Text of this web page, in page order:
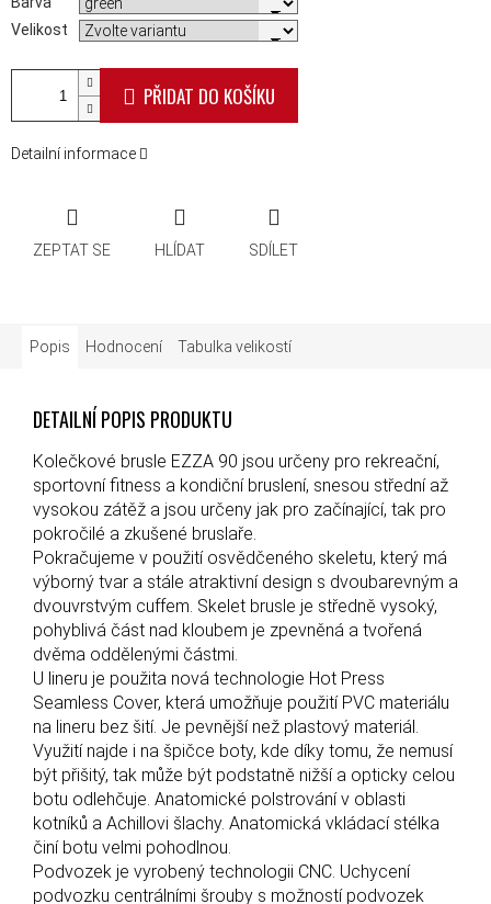
Velikost
PŘIDAT DO KOŠÍKU
Detailní informace
ZEPTAT SE HLÍDAT SDÍLET
Popis Hodnocení Tabulka velikostí
DETAILNÍ POPIS PRODUKTU
Kolečkové brusle EZZA 90 jsou určeny pro rekreační,
sportovní fitness a kondiční bruslení, snesou střední až
vysokou zátěž a jsou určeny jak pro začínající, tak pro
pokročilé a zkušené bruslaře.
Pokračujeme v použití osvědčeného skeletu, který má
výborný tvar a stále atraktivní design s dvoubarevným a
dvouvrstvým cuffem. Skelet brusle je středně vysoký,
pohyblivá část nad kloubem je zpevněná a tvořená
dvěma oddělenými částmi.
U lineru je použita nová technologie Hot Press
Seamless Cover, která umožňuje použití PVC materiálu
na lineru bez šití. Je pevnější než plastový materiál.
Využití najde i na špičce boty, kde díky tomu, že nemusí
být přišitý, tak může být podstatně nižší a opticky celou
botu odlehčuje. Anatomické polstrování v oblasti
kotníků a Achillovi šlachy. Anatomická vkládací stélka
činí botu velmi pohodlnou.
Podvozek je vyrobený technologii CNC. Uchycení
podvozku centrálními šrouby s možností podvozek